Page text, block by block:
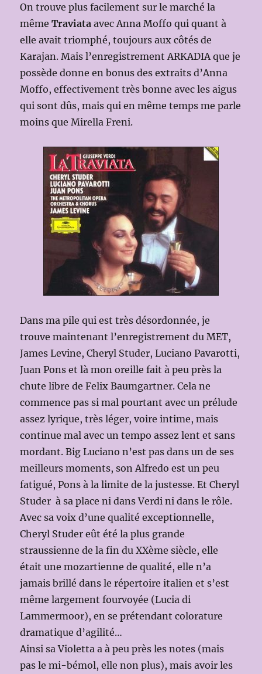
On trouve plus facilement sur le marché la
mêmeTraviata avec Anna Moffo qui quant à
elle avait triomphé, toujours aux côtés de
Karajan. Mais l’enregistrement ARKADIA que je
possède donne en bonus des extraits d’Anna
Moffo, effectivement très bonne avec les aigus
qui sont dûs, mais qui en même temps me parle
moins que Mirella Freni.
Dans ma pile qui est très désordonnée, je
trouve maintenant l’enregistrement du MET,
James Levine, Cheryl Studer, Luciano Pavarotti,
Juan Pons et là mon oreille fait à peu près la
chute libre de Felix Baumgartner. Cela ne
commence pas si mal pourtant avec un prélude
assez lyrique, très léger, voire intime, mais
continue mal avec un tempo assez lent et sans
mordant. Big Luciano n’est pas dans un de ses
meilleurs moments, son Alfredo est un peu
fatigué, Pons à la limite de la justesse. Et Cheryl
Studer à sa place ni dans Verdi ni dans le rôle.
Avec sa voix d’une qualité exceptionnelle,
Cheryl Studer eût été la plus grande
straussienne de la fin du XXème siècle, elle
était une mozartienne de qualité, elle n’a
jamais brillé dans le répertoire italien et s’est
même largement fourvoyée (Lucia di
Lammermoor), en se prétendant colorature
dramatique d’agilité…
Ainsi sa Violetta a à peu près les notes (mais
pas le mi-bémol, elle non plus), mais avoir les